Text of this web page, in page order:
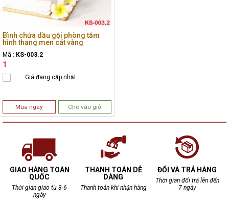
Bình chứa dầu gội phòng tắm
hình thang men cát vàng
Mã : KS-003.2
1
Giá đang cập nhật...
Mua ngay Cho vào giỏ
GIAO HÀNG TOÀN
QUỐC
Thời gian giao từ 3-6
ngày
THANH TOÁN DỄ
DÀNG
Thanh toán khi nhận hàng
ĐỔI VÀ TRẢ HÀNG
Thời gian đổi trả lên đến
7 ngày